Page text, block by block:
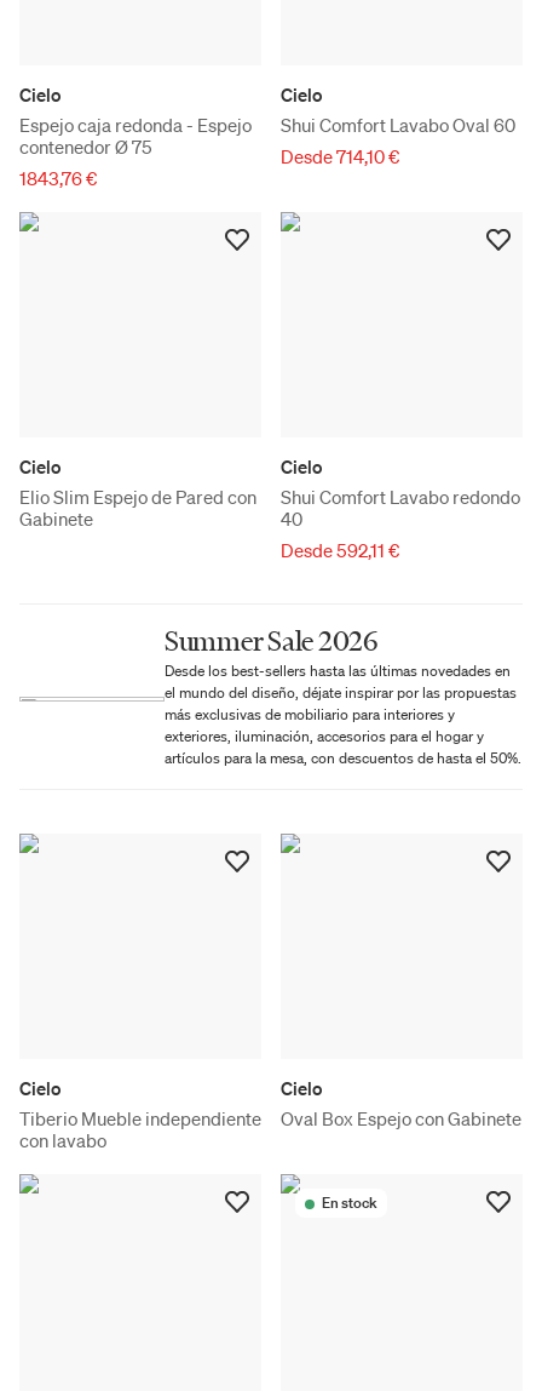
Cielo
Espejo caja redonda - Espejo
contenedor Ø 75
1843,76 €
Cielo
Shui Comfort Lavabo Oval 60
Desde 714,10 €
Cielo
Elio Slim Espejo de Pared con
Gabinete
Cielo
Shui Comfort Lavabo redondo
40
Desde 592,11 €
Summer Sale 2026
Desde los best-sellers hasta las últimas novedades en
el mundo del diseño, déjate inspirar por las propuestas
más exclusivas de mobiliario para interiores y
exteriores, iluminación, accesorios para el hogar y
artículos para la mesa, con descuentos de hasta el 50%.
Cielo
Tiberio Mueble independiente
con lavabo
Cielo
Oval Box Espejo con Gabinete
En stock